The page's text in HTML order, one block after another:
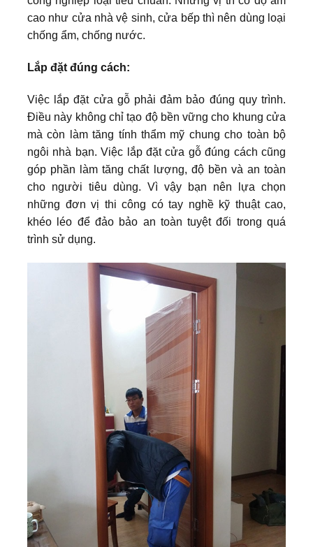
cao như cửa nhà vệ sinh, cửa bếp thì nên dùng loại
chống ẩm, chống nước.
Lắp đặt đúng cách:
Việc lắp đặt cửa gỗ phải đảm bảo đúng quy trình.
Điều này không chỉ tạo độ bền vững cho khung cửa
mà còn làm tăng tính thẩm mỹ chung cho toàn bộ
ngôi nhà bạn. Việc lắp đặt cửa gỗ đúng cách cũng
góp phần làm tăng chất lượng, độ bền và an toàn
cho người tiêu dùng. Vì vậy bạn nên lựa chọn
những đơn vị thi công có tay nghề kỹ thuật cao,
khéo léo để đảo bảo an toàn tuyệt đối trong quá
trình sử dụng.